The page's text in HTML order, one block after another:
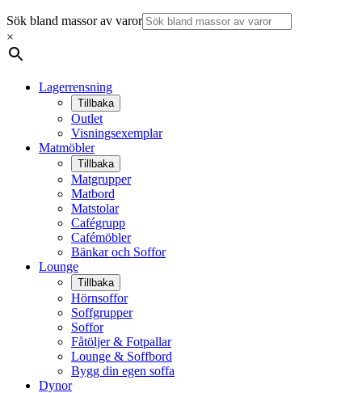
Sök bland massor av varor
×
Lagerrensning
Tillbaka
Outlet
Visningsexemplar
Matmöbler
Tillbaka
Matgrupper
Matbord
Matstolar
Cafégrupp
Cafémöbler
Bänkar och Soffor
Lounge
Tillbaka
Hörnsoffor
Soffgrupper
Soffor
Fåtöljer & Fotpallar
Lounge & Soffbord
Bygg din egen soffa
Dynor